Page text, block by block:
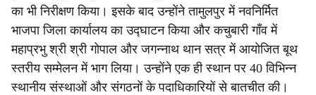
का भी निरीक्षण किया। इसके बाद उन्होंने तामुलपुर में नवनिर्मित
भाजपा जिला कार्यालय का उद्घाटन किया और कचुबारी गाँव में
महाप्रभु श्री श्री गोपाल और जगन्नाथ थान सत्र में आयोजित बूथ
स्तरीय सम्मेलन में भाग लिया। उन्होंने एक ही स्थान पर 40 विभिन्न
स्थानीय संस्थाओं और संगठनों के पदाधिकारियों से बातचीत की।